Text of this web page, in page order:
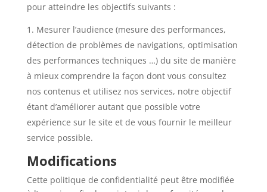
pour atteindre les objectifs suivants :
Mesurer l’audience (mesure des performances,
détection de problèmes de navigations, optimisation
des performances techniques …) du site de manière
à mieux comprendre la façon dont vous consultez
nos contenus et utilisez nos services, notre objectif
étant d’améliorer autant que possible votre
expérience sur le site et de vous fournir le meilleur
service possible.
Modifications
Cette politique de confidentialité peut être modifiée